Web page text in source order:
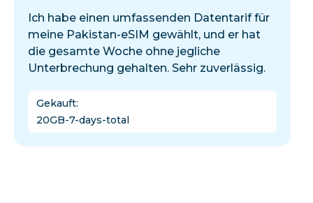
Ich habe einen umfassenden Datentarif für
meine Pakistan-eSIM gewählt, und er hat
die gesamte Woche ohne jegliche
Unterbrechung gehalten. Sehr zuverlässig.
Gekauft:
20GB-7-days-total